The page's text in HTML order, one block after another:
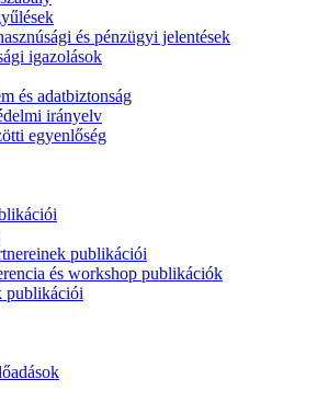
és pénzügyi jelentések
igazolások
és adatbiztonság
irányelv
egyenlőség
publikációi
és workshop publikációk
publikációi